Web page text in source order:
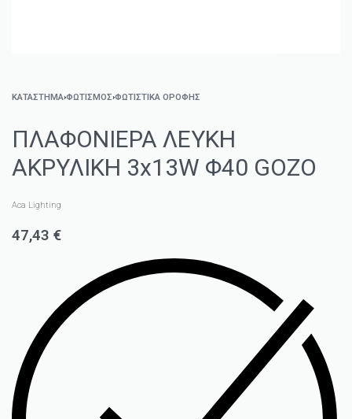
ΚΑΤΑΣΤΗΜΑ›ΦΩΤΙΣΜΌΣ›ΦΩΤΙΣΤΙΚΆ ΟΡΟΦΉΣ
ΠΛΑΦΟΝΙΕΡΑ ΛΕΥΚΗ
ΑΚΡΥΛΙΚΗ 3x13W Φ40 GOZO
Aca Lighting
47,43 €